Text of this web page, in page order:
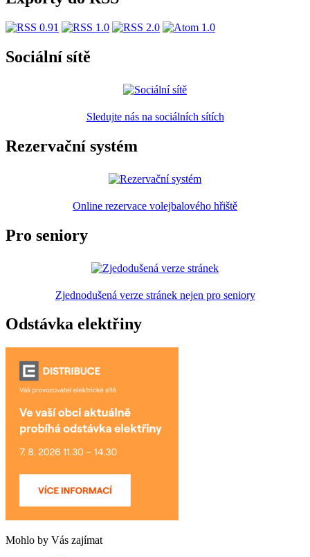
Sociální sítě
Sledujte nás na sociálních sítích
Rezervační systém
Online rezervace volejbalového hřiště
Pro seniory
Zjednodušená verze stránek nejen pro seniory
Odstávka elektřiny
Mohlo by Vás zajímat